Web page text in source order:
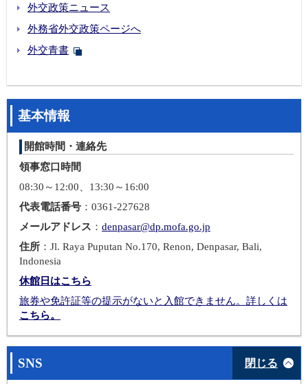
外交政策ニュース
外務省外交政策ページへ
外交青書
基本情報
開館時間・連絡先
領事窓口時間
08:30～12:00、13:30～16:00
代表電話番号 ：0361-227628
メールアドレス ： denpasar@dp.mofa.go.jp
住所 ：Jl. Raya Puputan No.170, Renon, Denpasar, Bali,
Indonesia
休館日はこちら
旅券や免許証等の提示がないと入館できません。詳しくは
こちら。
SNS 閉じる